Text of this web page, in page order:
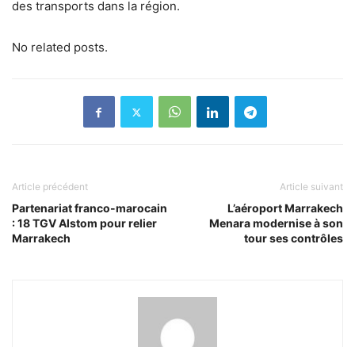
des transports dans la région.
No related posts.
Article précédent
Partenariat franco-marocain
: 18 TGV Alstom pour relier
Marrakech
Article suivant
L’aéroport Marrakech
Menara modernise à son
tour ses contrôles